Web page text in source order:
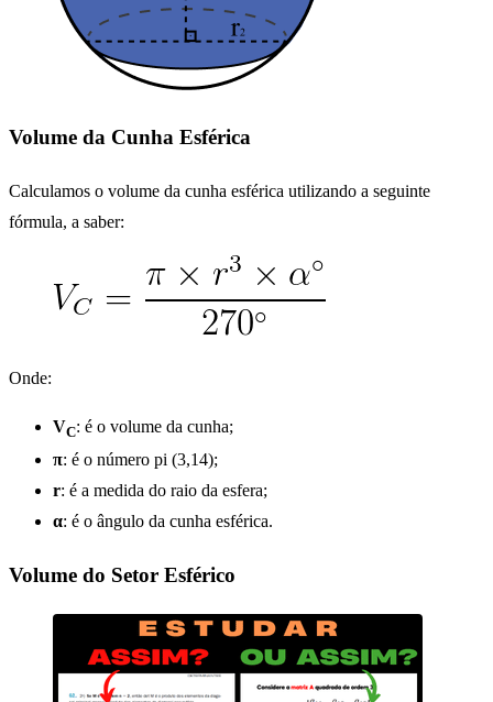
Volume da Cunha Esférica
Calculamos o volume da cunha esférica utilizando a seguinte
fórmula, a saber:
Onde:
VC: é o volume da cunha;
π: é o número pi (3,14);
r: é a medida do raio da esfera;
α: é o ângulo da cunha esférica.
Volume do Setor Esférico